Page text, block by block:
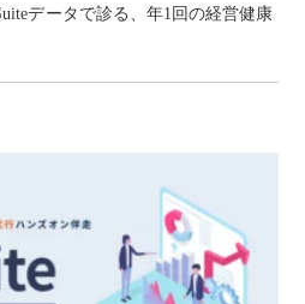
データで診る、年1回の経営健康